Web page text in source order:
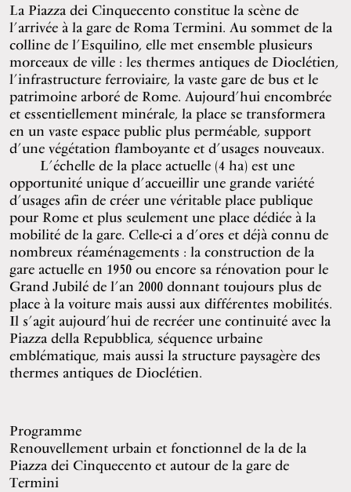
La Piazza dei Cinquecento constitue la scène de
l’arrivée à la gare de Roma Termini. Au sommet de la
colline de l’Esquilino, elle met ensemble plusieurs
morceaux de ville : les thermes antiques de Dioclétien,
l’infrastructure ferroviaire, la vaste gare de bus et le
patrimoine arboré de Rome. Aujourd’hui encombrée
et essentiellement minérale, la place se transformera
en un vaste espace public plus perméable, support
d’une végétation flamboyante et d’usages nouveaux.
L’échelle de la place actuelle (4 ha) est une
opportunité unique d’accueillir une grande variété
d’usages afin de créer une véritable place publique
pour Rome et plus seulement une place dédiée à la
mobilité de la gare. Celle-ci a d’ores et déjà connu de
nombreux réaménagements : la construction de la
gare actuelle en 1950 ou encore sa rénovation pour le
Grand Jubilé de l’an 2000 donnant toujours plus de
place à la voiture mais aussi aux différentes mobilités.
Il s’agit aujourd’hui de recréer une continuité avec la
Piazza della Repubblica, séquence urbaine
emblématique, mais aussi la structure paysagère des
thermes antiques de Dioclétien.
Programme
Renouvellement urbain et fonctionnel de la de la
Piazza dei Cinquecento et autour de la gare de
Termini